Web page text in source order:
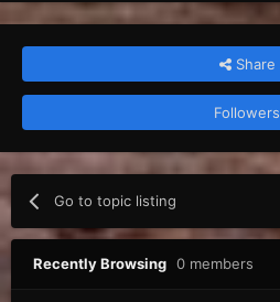
Share
Followers
Go to topic listing
Recently Browsing 0 members